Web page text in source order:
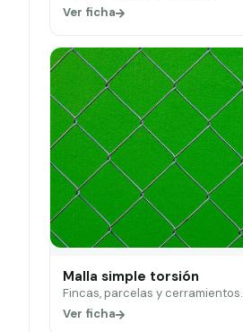
Ver ficha
Malla simple torsión
Fincas, parcelas y cerramientos.
Ver ficha